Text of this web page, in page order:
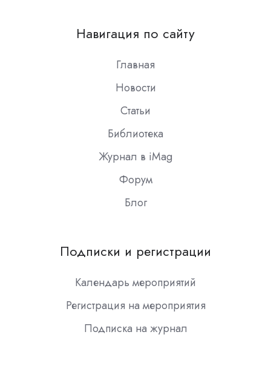
Slack
Навигация по сайту
Главная
Новости
Статьи
Библиотека
Журнал в iMag
Форум
Блог
Подписки и регистрации
Календарь мероприятий
Регистрация на мероприятия
Подписка на журнал